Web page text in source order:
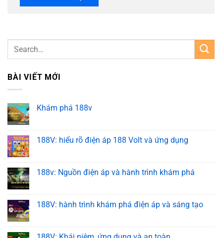
BÀI VIẾT MỚI
Khám phá 188v
188V: hiểu rõ điện áp 188 Volt và ứng dụng
188v: Nguồn điện áp và hành trình khám phá
188V: hành trình khám phá điện áp và sáng tạo